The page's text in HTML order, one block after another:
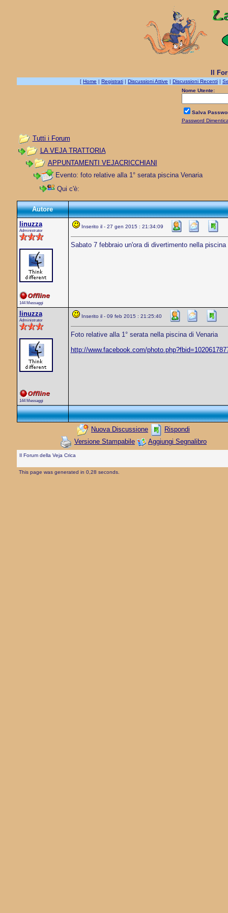
Il
[ Home | Registrati | Discussioni Attive | Discussioni Recenti |
Nome Utente:
Salva
Password
Tutti i Forum
LA VEJA TRATTORIA
APPUNTAMENTI VEJACRICCHIANI
Evento: foto relative alla 1° serata piscina Venaria
Qui c'è:
Autore
linuzza
Administrator
144 Messaggi
Inserito il - 27 gen 2015 : 21:34:09
Sabato 7 febbraio un'ora di divertimento nella
linuzza
Administrator
144 Messaggi
Inserito il - 09 feb 2015 : 21:25:40
Foto relative alla 1° serata nella piscina di Venaria
http://www.facebook.com/
Nuova Discussione
Rispondi
Versione Stampabile
Aggiungi Segnalibro
Il Forum della Veja Crica
This page was generated in 0,28 seconds.